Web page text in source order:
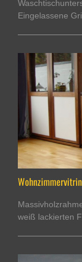
Eingelassene
weiß lackierten